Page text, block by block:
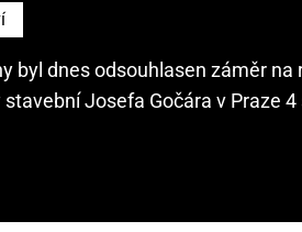
byl dnes odsouhlasen záměr
Josefa Gočára v Praze